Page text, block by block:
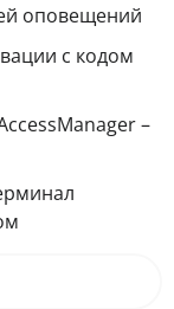
оповещений
с кодом
–